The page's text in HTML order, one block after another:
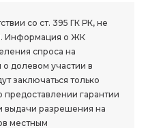
со ст. 395 ГК РК, не
Информация о ЖК
спроса на
долевом участии в
заключаться только
гарантии
выдачи разрешения на
местным